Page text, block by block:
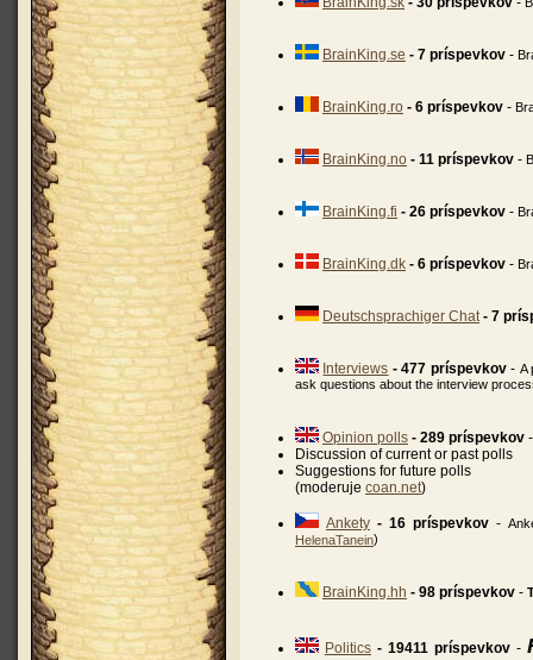
BrainKing.se - 7 príspevkov -
BrainKing.ro - 6 príspevkov -
BrainKing.no - 11 príspevkov -
BrainKing.fi - 26 príspevkov -
BrainKing.dk - 6 príspevkov -
Deutschsprachiger Chat - 7
Interviews - 477 príspevkov- A
ask questions about the interview
Opinion polls - 289 príspevkov
Discussion of current or past polls
Suggestions for future polls
(moderuje coan.net)
Ankety - 16 príspevkov-
HelenaTanein)
BrainKing.hh - 98 príspevkov -
Politics - 19411 príspevkov-